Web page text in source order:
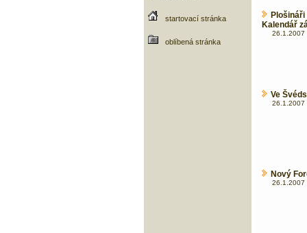
startovací stránka
oblíbená stránka
Kalendář
26.1.2007
Ve
26.1.2007
Nový
26.1.2007